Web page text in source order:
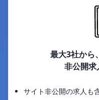
最大3社から
非公開求
サイト非公開の求人も